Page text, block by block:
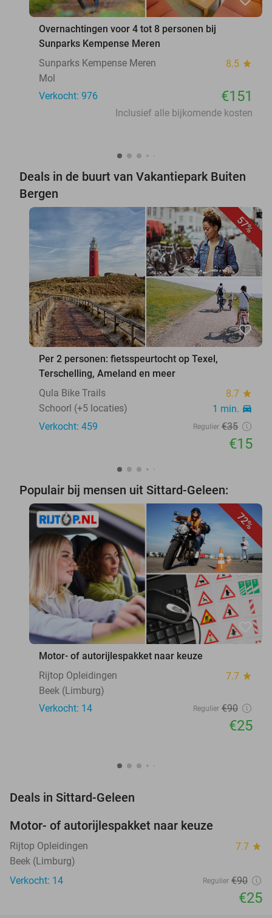
Overnachtingen voor 4 tot 8 personen bij
Sunparks Kempense Meren
Sunparks Kempense Meren
8.5 star
Mol
Verkocht: 976
€151
Inclusief alle bijkomende kosten
Deals in de buurt van Vakantiepark Buiten
Bergen
57%
favorite_border
Per 2 personen: fietsspeurtocht op Texel,
Terschelling, Ameland en meer
Qula Bike Trails
8.7 star
Schoorl (+5 locaties) 1 min. directions_car
Verkocht: 459 Regulier €35
€15
Populair bij mensen uit Sittard-Geleen:
72%
favorite_border
Motor- of autorijlespakket naar keuze
Rijtop Opleidingen
7.7 star
Beek (Limburg)
Verkocht: 14
Regulier €90
€25
Deals in Sittard-Geleen
Motor- of autorijlespakket naar keuze
Rijtop Opleidingen 7.7 star
Beek (Limburg)
Verkocht: 14
Regulier €90
€25